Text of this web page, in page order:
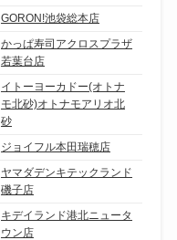
GORON!池袋総本店
かっぱ寿司アクロスプラザ
若葉台店
イトーヨーカドー(オトナ
モ北砂)オトナモアリオ北
砂
ジョイフル本田瑞穂店
ヤマダデンキテックランド
磯子店
キデイランド港北ニュータ
ウン店